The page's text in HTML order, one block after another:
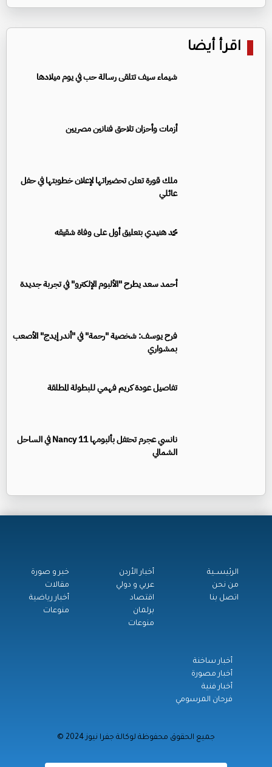
اقرأ أيضا
شيماء سيف تتلقى رسالة حب في يوم ميلادها
أزمات وأحزان تلاحق فنانين مصريين
ملك قورة تعلن تحضيراتها لإعلان خطوبتها في حفل
عائلي
محمد هنيدي بتعليق أول على وفاة شقيقه
أحمد سعد يطرح "الألبوم الإلكترو" في تجربة جديدة
فرح يوسف: شخصية "رحمة" في "أندر إيدج" الأصعب
بمشواري
تفاصيل عودة كريم فهمي للبطولة المطلقة
نانسي عجرم تحتفل بألبومها Nancy 11 في الساحل
الشمالي
الرئيســية
من نحن
اتصل بنا
أخبار الأردن
عربي و دولي
اقتصاد
برلمان
منوعات
خبر و صورة
مقالات
أخبار رياضية
منوعات
أخبار ساخنة
أخبار مصورة
أخبار فنية
فرحان المرسومي
© جميع الحقوق محفوظة لوكالة جفرا نيوز 2024